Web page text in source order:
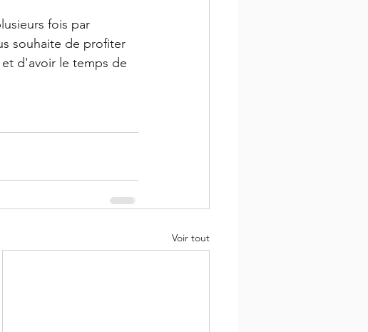
fois par
souhaite de profiter
d'avoir le temps de
Voir tout